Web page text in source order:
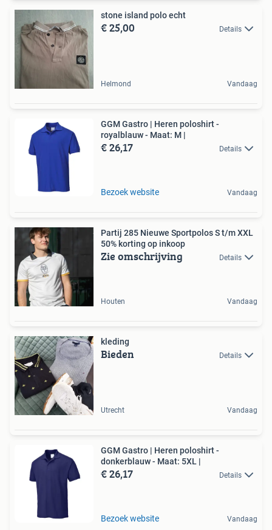
stone island polo echt
€ 25,00 Details
Helmond Vandaag
GGM Gastro | Heren poloshirt -
royalblauw - Maat: M |
€ 26,17 Details
Bezoek website Vandaag
Partij 285 Nieuwe Sportpolos S t/m XXL
50% korting op inkoop
Zie omschrijving Details
Houten Vandaag
kleding
Bieden Details
Utrecht Vandaag
GGM Gastro | Heren poloshirt -
donkerblauw - Maat: 5XL |
€ 26,17 Details
Bezoek website Vandaag